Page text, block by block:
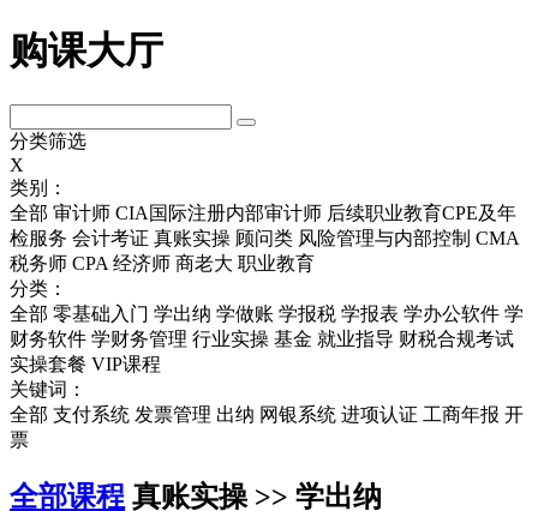
购课大厅
分类筛选
X
类别：
全部 审计师 CIA国际注册内部审计师 后续职业教育CPE及年
检服务 会计考证 真账实操 顾问类 风险管理与内部控制 CMA
税务师 CPA 经济师 商老大 职业教育
分类：
全部 零基础入门 学出纳 学做账 学报税 学报表 学办公软件 学
财务软件 学财务管理 行业实操 基金 就业指导 财税合规考试
实操套餐 VIP课程
关键词：
全部 支付系统 发票管理 出纳 网银系统 进项认证 工商年报 开
票
全部课程 真账实操 >> 学出纳